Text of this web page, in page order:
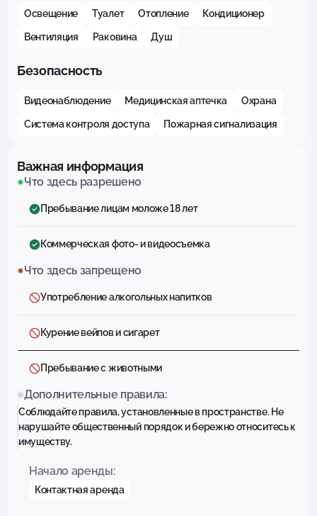
Освещение Туалет Отопление Кондиционер
Вентиляция Раковина Душ
Безопасность
Видеонаблюдение Медицинская аптечка Охрана
Система контроля доступа Пожарная сигнализация
Важная информация
Что здесь разрешено
Пребывание лицам моложе 18 лет
Коммерческая фото- и видеосъемка
Что здесь запрещено
Употребление алкогольных напитков
Курение вейпов и сигарет
Пребывание с животными
Дополнительные правила:
Соблюдайте правила, установленные в пространстве. Не
нарушайте общественный порядок и бережно относитесь к
имуществу.
Начало аренды:
Контактная аренда